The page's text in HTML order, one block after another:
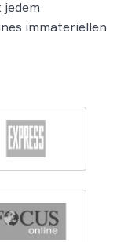
immateriellen